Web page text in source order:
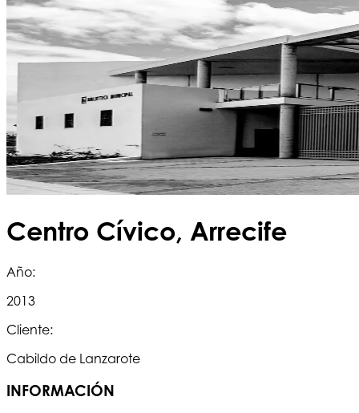
Centro Cívico, Arrecife
Año:
2013
Cliente:
Cabildo de Lanzarote
INFORMACIÓN